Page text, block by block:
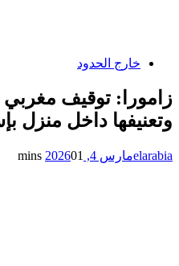
خارج الحدود
زامورا: توقيف مغربي
وتعنيفها داخل منزل
elarabiaمارس 4, 2026 01 mins